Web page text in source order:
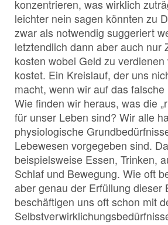
konzentrieren, was wirklich
leichter nein sagen könnten zu
zwar als notwendig suggeriert
letztendlich dann aber auch nur
kosten wobei Geld zu
kostet. Ein Kreislauf, der uns
macht, wenn wir auf das
Wie finden wir heraus, was die
für unser Leben sind? Wir alle
physiologische
Lebewesen vorgegeben sind.
beispielsweise Essen, Trinken,
Schlaf und Bewegung. Wie oft
aber genau der Erfüllung dieser
beschäftigen uns oft schon mit